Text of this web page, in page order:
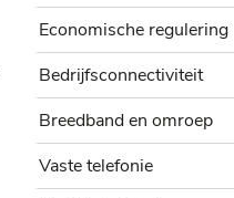
Economische regulering
Bedrijfsconnectiviteit
Breedband en omroep
Breedband en omroep
Vaste telefonie
Vaste telefonie